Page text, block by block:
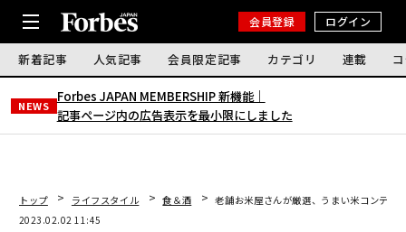
会員登録 ログイン
新着記事 人気記事 会員限定記事 カテゴリ 連載
NEWS
Forbes JAPAN MEMBERSHIP 新機能｜
記事ページ内の広告表示を最小限にしました
トップ ライフスタイル 食＆酒
老舗お米屋さんが厳選、うまい米コンテス
2023.02.02 11:45